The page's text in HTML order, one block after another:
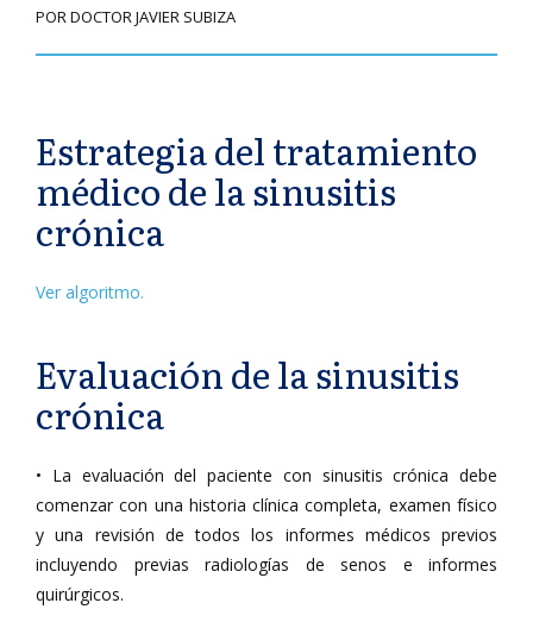
POR DOCTOR JAVIER SUBIZA
Estrategia del tratamiento
médico de la sinusitis
crónica
Ver algoritmo.
Evaluación de la sinusitis
crónica
• La evaluación del paciente con sinusitis crónica debe
comenzar con una historia clínica completa, examen físico
y una revisión de todos los informes médicos previos
incluyendo previas radiologías de senos e informes
quirúrgicos.